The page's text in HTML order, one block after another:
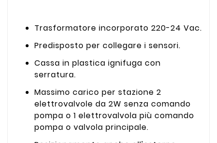
Trasformatore incorporato 220-24 Vac.
Predisposto per collegare i sensori.
Cassa in plastica ignifuga con
serratura.
Massimo carico per stazione 2
elettrovalvole da 2W senza comando
pompa o 1 elettrovalvola più comando
pompa o valvola principale.